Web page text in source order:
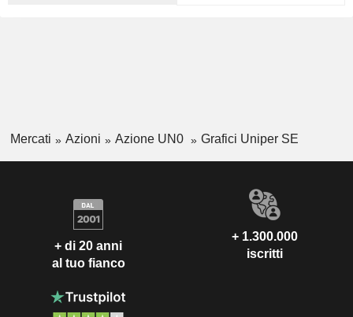
Mercati Azioni Azione UN0 Grafici Uniper SE
+ di 20 anni
al tuo fianco
+ 1.300.000
iscritti